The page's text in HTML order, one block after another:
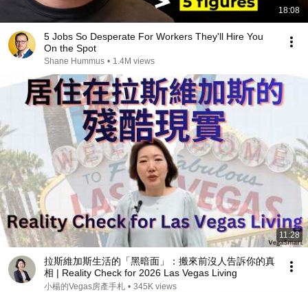
18:08
5 Jobs So Desperate For Workers They'll Hire You
On the Spot
Shane Hummus • 1.4M views
11:28
拉斯維加斯生活的「黑暗面」：搬來前沒人告訴你的真
相 | Reality Check for 2026 Las Vegas Living
小楊的Vegas房產手札 • 345K views